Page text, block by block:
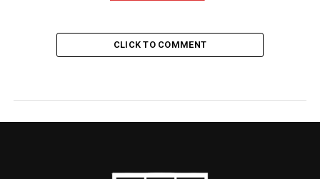
CLICK TO COMMENT